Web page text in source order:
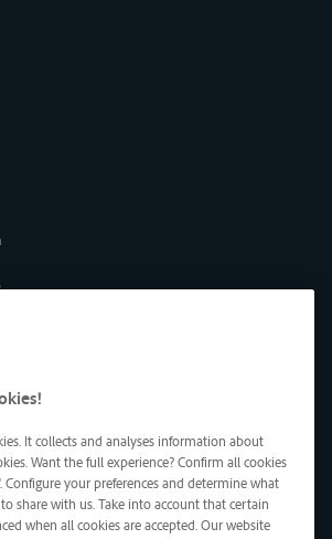
It collects and analyses information about
Want the full experience? Confirm all cookies
Configure your preferences and determine what
share with us. Take into account that certain
when all cookies are accepted. Our website